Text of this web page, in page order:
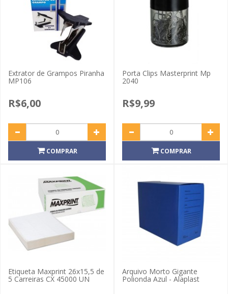
Extrator de Grampos Piranha
MP106
R$6,00
COMPRAR
Porta Clips Masterprint Mp
2040
R$9,99
COMPRAR
Etiqueta Maxprint 26x15,5 de
5 Carreiras CX 45000 UN
Arquivo Morto Gigante
Polionda Azul - Alaplast